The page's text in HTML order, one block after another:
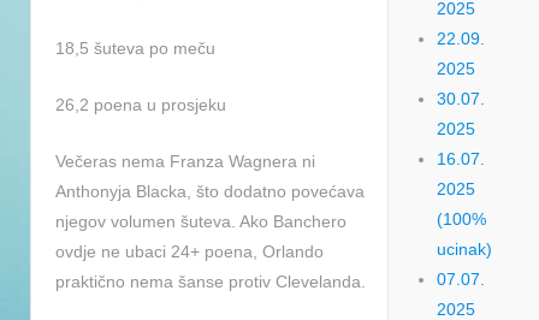
18,5 šuteva po meču
26,2 poena u prosjeku
Večeras nema Franza Wagnera ni
Anthonyja Blacka, što dodatno povećava
njegov volumen šuteva. Ako Banchero
ovdje ne ubaci 24+ poena, Orlando
praktično nema šanse protiv Clevelanda.
2025
22.09.
2025
30.07.
2025
16.07.
2025
(100%
ucinak)
07.07.
2025